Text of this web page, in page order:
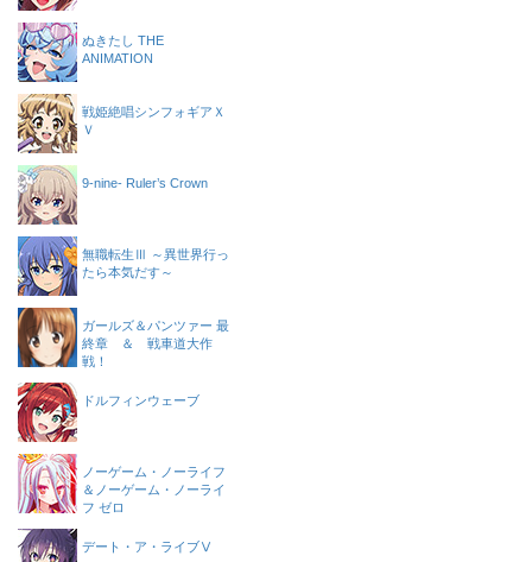
ぬきたし THE
ANIMATION
戦姫絶唱シンフォギアＸ
Ｖ
9-nine- Ruler’s Crown
無職転生Ⅲ ～異世界行っ
たら本気だす～
ガールズ＆パンツァー 最
終章 ＆ 戦車道大作
戦！
ドルフィンウェーブ
ノーゲーム・ノーライフ
＆ノーゲーム・ノーライ
フ ゼロ
デート・ア・ライブⅤ